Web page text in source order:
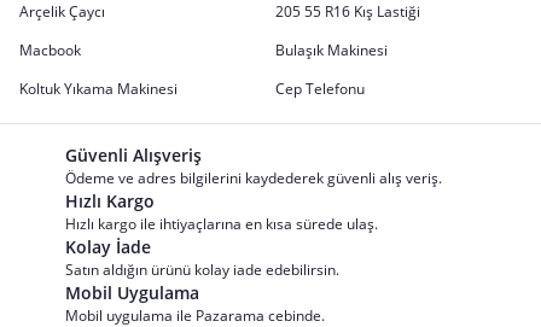
Arçelik Çaycı
205 55 R16 Kış Lastiği
Macbook
Bulaşık Makinesi
Koltuk Yıkama Makinesi
Cep Telefonu
Güvenli Alışveriş
Ödeme ve adres bilgilerini kaydederek güvenli alış veriş.
Hızlı Kargo
Hızlı kargo ile ihtiyaçlarına en kısa sürede ulaş.
Kolay İade
Satın aldığın ürünü kolay iade edebilirsin.
Mobil Uygulama
Mobil uygulama ile Pazarama cebinde.